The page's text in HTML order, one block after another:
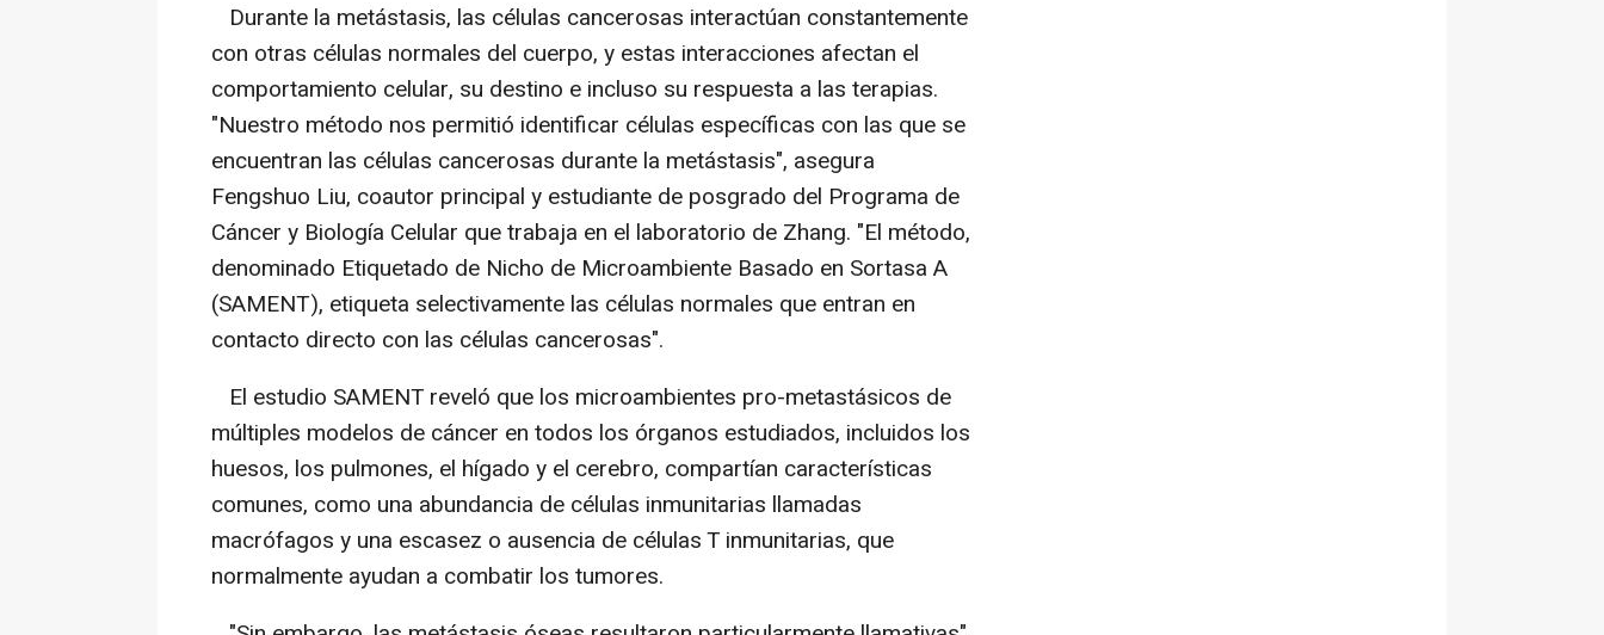
Durante la metástasis, las células cancerosas interactúan constantemente
con otras células normales del cuerpo, y estas interacciones afectan el
comportamiento celular, su destino e incluso su respuesta a las terapias.
"Nuestro método nos permitió identificar células específicas con las que se
encuentran las células cancerosas durante la metástasis", asegura
Fengshuo Liu, coautor principal y estudiante de posgrado del Programa de
Cáncer y Biología Celular que trabaja en el laboratorio de Zhang. "El método,
denominado Etiquetado de Nicho de Microambiente Basado en Sortasa A
(SAMENT), etiqueta selectivamente las células normales que entran en
contacto directo con las células cancerosas".
El estudio SAMENT reveló que los microambientes pro-metastásicos de
múltiples modelos de cáncer en todos los órganos estudiados, incluidos los
huesos, los pulmones, el hígado y el cerebro, compartían características
comunes, como una abundancia de células inmunitarias llamadas
macrófagos y una escasez o ausencia de células T inmunitarias, que
normalmente ayudan a combatir los tumores.